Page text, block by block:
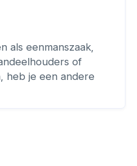
als eenmanszaak,
of
heb je een andere